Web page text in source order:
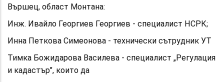
Вършец, област Монтана:
Инж. Ивайло Георгиев Георгиев - специалист НСРК;
Инна Петкова Симеонова - технически сътрудник УТ
Тимка Божидарова Василева - специалист „Регулация
и кадастър", които да